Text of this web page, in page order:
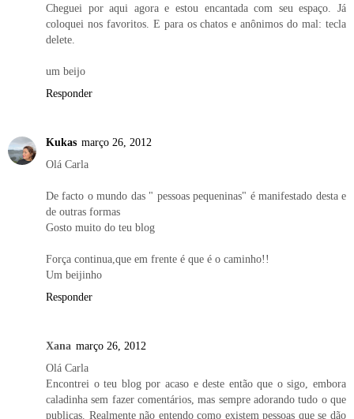
Cheguei por aqui agora e estou encantada com seu espaço. Já
coloquei nos favoritos. E para os chatos e anônimos do mal: tecla
delete.
um beijo
Responder
Kukas março 26, 2012
Olá Carla
De facto o mundo das " pessoas pequeninas" é manifestado desta e
de outras formas
Gosto muito do teu blog
Força continua,que em frente é que é o caminho!!
Um beijinho
Responder
Xana março 26, 2012
Olá Carla
Encontrei o teu blog por acaso e deste então que o sigo, embora
caladinha sem fazer comentários, mas sempre adorando tudo o que
publicas. Realmente não entendo como existem pessoas que se dão